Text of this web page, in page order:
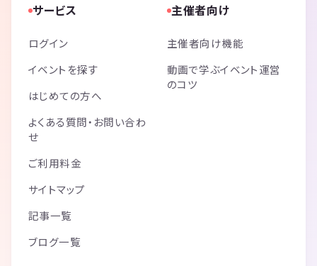
サービス
ログイン
イベントを探す
はじめての方へ
よくある質問・お問い合わ
せ
ご利用料金
サイトマップ
記事一覧
ブログ一覧
主催者向け
主催者向け機能
動画で学ぶイベント運営
のコツ